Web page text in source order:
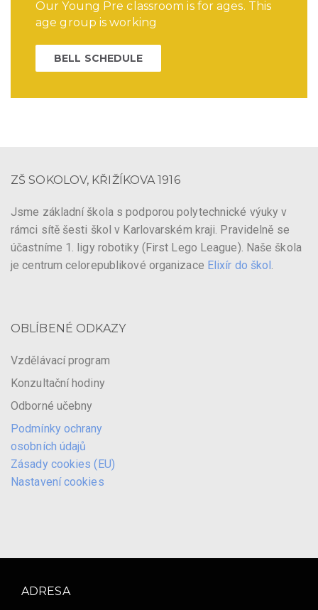
Our Young Pre classroom is for ages. This
age group is working
BELL SCHEDULE
ZŠ SOKOLOV, KŘIŽÍKOVA 1916
Jsme základní škola s podporou polytechnické výuky v
rámci sítě šesti škol v Karlovarském kraji. Pravidelně se
účastníme 1. ligy robotiky (First Lego League). Naše škola
je centrum celorepublikové organizace Elixír do škol .
OBLÍBENÉ ODKAZY
Vzdělávací program
Konzultační hodiny
Odborné učebny
Podmínky ochrany
osobních údajů
Zásady cookies (EU)
Nastavení cookies
ADRESA